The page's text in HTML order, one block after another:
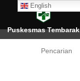
English
Puskesmas Tembarak